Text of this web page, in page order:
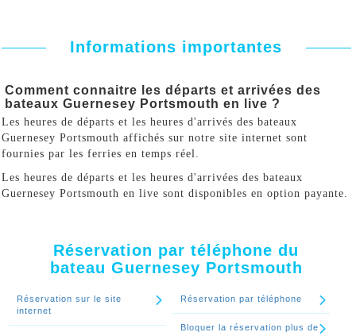
Informations importantes
Comment connaitre les départs et arrivées des
bateaux Guernesey Portsmouth en live ?
Les heures de départs et les heures d'arrivés des bateaux
Guernesey Portsmouth affichés sur notre site internet sont
fournies par les ferries en temps réel.
Les heures de départs et les heures d'arrivées des bateaux
Guernesey Portsmouth en live sont disponibles en option payante.
Réservation par téléphone du
bateau Guernesey Portsmouth
Réservation sur le site
internet
Réservation par téléphone
Bloquer la réservation plus de